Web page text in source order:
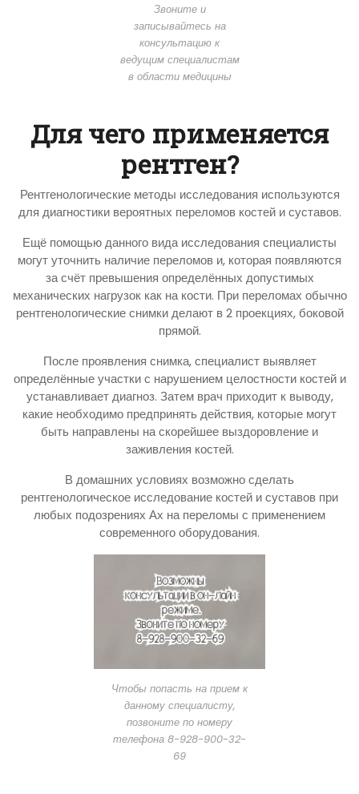
Звоните и
записывайтесь на
консультацию к
ведущим специалистам
в области медицины
Для чего применяется
рентген?
Рентгенологические методы исследования используются
для диагностики вероятных переломов костей и суставов.
Ещё помощью данного вида исследования специалисты
могут уточнить наличие переломов и, которая появляются
за счёт превышения определённых допустимых
механических нагрузок как на кости. При переломах обычно
рентгенологические снимки делают в 2 проекциях, боковой
прямой.
После проявления снимка, специалист выявляет
определённые участки с нарушением целостности костей и
устанавливает диагноз. Затем врач приходит к выводу,
какие необходимо предпринять действия, которые могут
быть направлены на скорейшее выздоровление и
заживления костей.
В домашних условиях возможно сделать
рентгенологическое исследование костей и суставов при
любых подозрениях Ах на переломы с применением
современного оборудования.
Чтобы попасть на прием к
данному специалисту,
позвоните по номеру
телефона 8-928-900-32-
69